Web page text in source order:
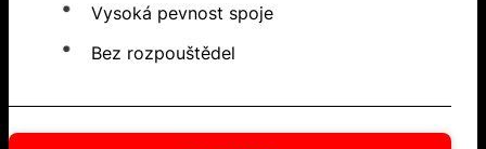
Vysoká pevnost spoje
Bez rozpouštědel